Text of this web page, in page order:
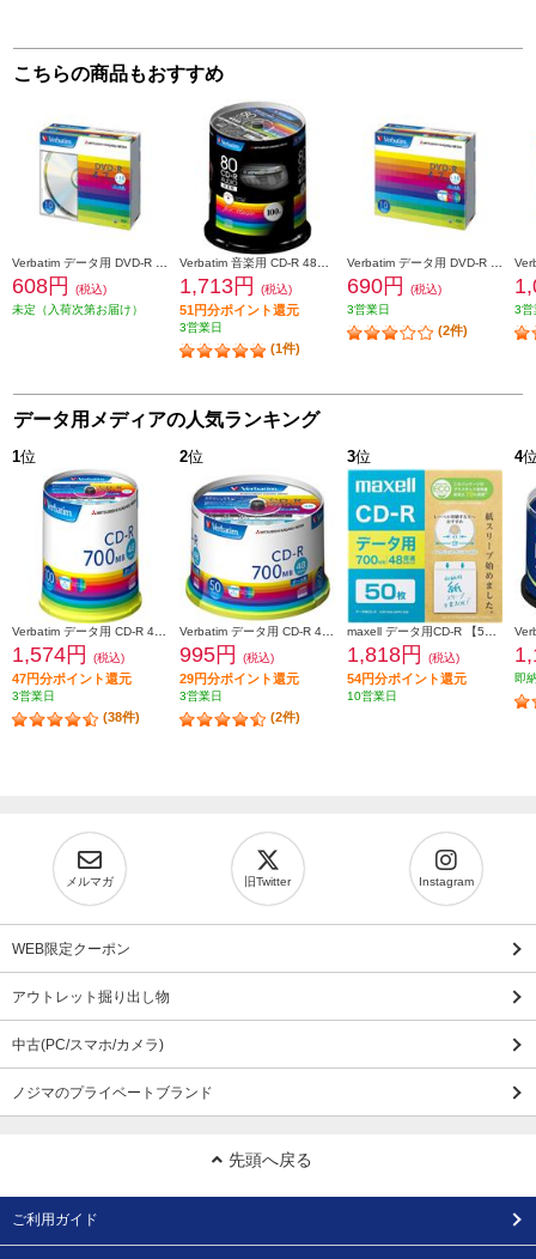
こちらの商品もおすすめ
608円
(税込)
未定（入荷次第お届け）
1,713円 (税込)
51円分ポイント還元
3営業日
(1件)
690円
(税込)
3営業日
(2件)
3営
データ用メディアの人気ランキング
1位
1,574円 (税込)
47円分ポイント還元
3営業日
(38件)
2位
995円 (税込)
29円分ポイント還元
3営業日
(2件)
3位
1,818円 (税込)
54円分ポイント還元
10営業日
4
即
メルマガ 旧Twitter Instagram
WEB限定クーポン
アウトレット掘り出し物
中古(PC/スマホ/カメラ)
ノジマのプライベートブランド
先頭へ戻る
ご利用ガイド